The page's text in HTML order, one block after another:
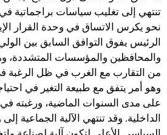
تنتهي إلى تغليب سياسات براجماتية
نحو يكرس الاتساق في وحدة القرار
الرئيس يفوق التوافق السابق بين
والمحافظين والمؤسسات المتشددة،
من التقارب مع الغرب في ظل الرغبة في
وهو أمر يتفق مع طبيعة التغير في
على مدى السنوات الماضية، ورغبته في
الداخلية. وقد تنتهي الآلية الجماعية